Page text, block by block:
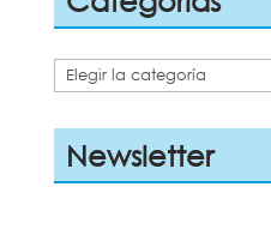
Categorías
Newsletter